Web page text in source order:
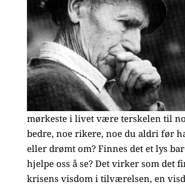
mørkeste i livet være terskelen til
bedre, noe rikere, noe du aldri før
eller drømt om? Finnes det et lys
hjelpe oss å se? Det virker som det
krisens visdom i tilværelsen, en